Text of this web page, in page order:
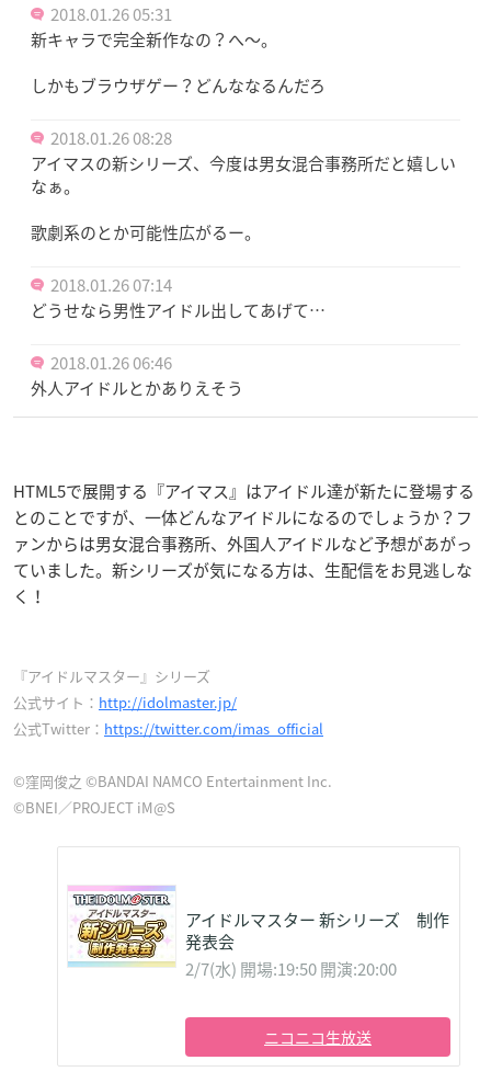
2018.01.26 05:31
新キャラで完全新作なの？へ〜。
しかもブラウザゲー？どんななるんだろ
2018.01.26 08:28
アイマスの新シリーズ、今度は男女混合事務所だと嬉しい
なぁ。
歌劇系のとか可能性広がるー。
2018.01.26 07:14
どうせなら男性アイドル出してあげて…
2018.01.26 06:46
外人アイドルとかありえそう
HTML5で展開する『アイマス』はアイドル達が新たに登場する
とのことですが、一体どんなアイドルになるのでしょうか？フ
ァンからは男女混合事務所、外国人アイドルなど予想があがっ
ていました。新シリーズが気になる方は、生配信をお見逃しな
く！
『アイドルマスター』シリーズ
公式サイト： http://idolmaster.jp/
公式Twitter： https://twitter.com/imas_official
©窪岡俊之 ©BANDAI NAMCO Entertainment Inc.
©BNEI／PROJECT iM@S
アイドルマスター 新シリーズ 制作
発表会
2/7(水) 開場:19:50 開演:20:00
ニコニコ生放送